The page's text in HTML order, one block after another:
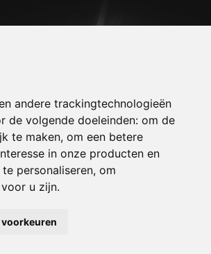
andere trackingtechnologieën
de volgende doeleinden: om de
te maken, om een betere
in onze producten en
personaliseren, om
u zijn.